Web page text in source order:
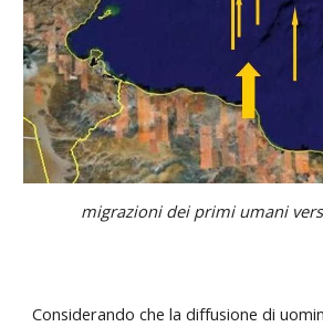
migrazioni dei primi umani
Considerando che la diffusione di